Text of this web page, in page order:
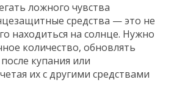
ложного чувства
средства — это не
находиться на солнце. Нужно
количество, обновлять
купания или
их с другими средствами